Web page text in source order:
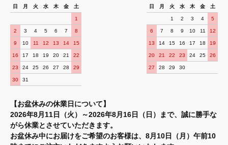
日 月 火 水 木 金 土
1
2 3 4 5 6 7 8
9 10 11 12 13 14 15
16 17 18 19 20 21 22
23 24 25 26 27 28 29
30 31
日 月 火 水 木 金 土
1 2 3 4 5
6 7 8 9 10 11 12
13 14 15 16 17 18 19
20 21 22 23 24 25 26
27 28 29 30
【お盆休みの休業日について】
2026年8月11日（火）～2026年8月16日（日）まで、誠に勝手な
がら休業とさせていただきます。
お盆休み中にお届けをご希望のお客様は、8月10日（月）午前10